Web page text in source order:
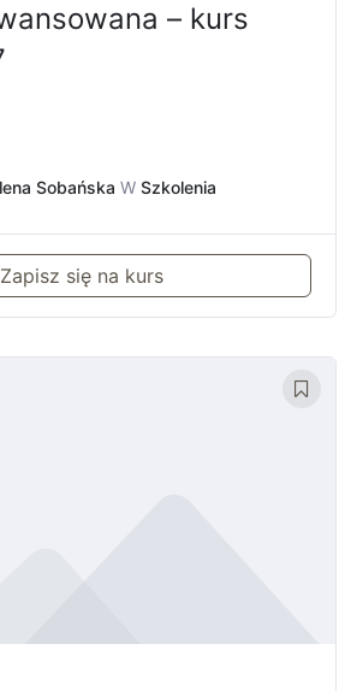
– kurs
Sobańska W Szkolenia
Zapisz się na kurs